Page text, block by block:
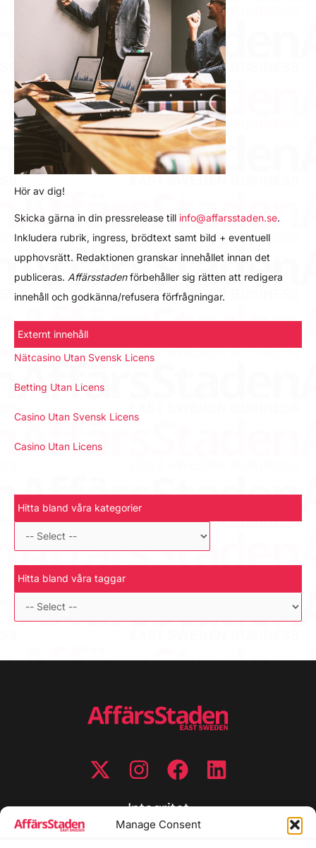
Manage Consent
Hör av dig!
Skicka gärna in din pressrelease till info@affarsstaden.se.
Inkludera rubrik, ingress, brödtext samt bild + eventuell
upphovsrätt. Redaktionen granskar innehållet innan det
publiceras. Affärsstadenförbehåller sig rätten att redigera
innehåll och godkänna/refusera förfrågningar.
Externt innehåll
Nätcasino Utan Svensk Licens
Betting Utan Licens
Casino Utan Svensk Licens
Casino Utan Licens
Hitta bland våra kategorier
Hitta bland våra taggar
Integritet